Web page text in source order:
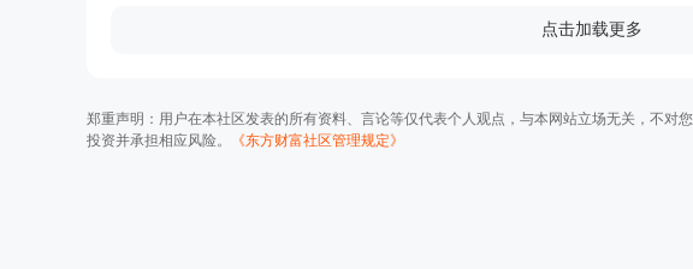
点击加载更多
郑重声明：用户在本社区发表的所有资料、言论等仅代表个人观点，与本网站立场无关，不对
投资并承担相应风险。
《东方财富社区管理规定》